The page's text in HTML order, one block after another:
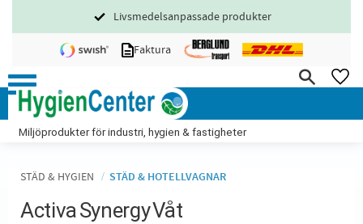
Meny
Livsmedelsanpassade produkter
Faktura
Miljöprodukter för industri, hygien & fastigheter
STÄD & HYGIEN STÄD & HOTELLVAGNAR
Activa Synergy Våt